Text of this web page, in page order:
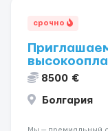
срочно
8500 €
Болгария